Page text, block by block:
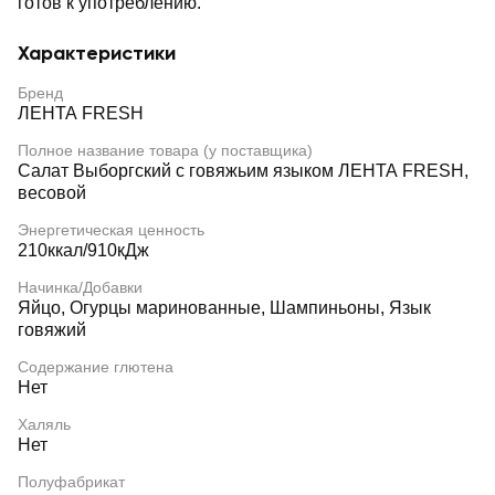
Характеристики
Бренд
ЛЕНТА FRESH
Полное название товара (у поставщика)
Салат Выборгский с говяжьим языком ЛЕНТА FRESH,
весовой
Энергетическая ценность
210ккал/910кДж
Начинка/Добавки
Яйцо, Огурцы маринованные, Шампиньоны, Язык
говяжий
Содержание глютена
Нет
Халяль
Нет
Полуфабрикат